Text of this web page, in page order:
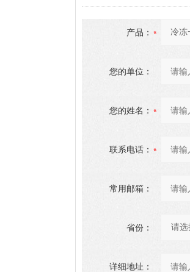
产品：
您的单位：
您的姓名：
联系电话：
常用邮箱：
省份：
详细地址：